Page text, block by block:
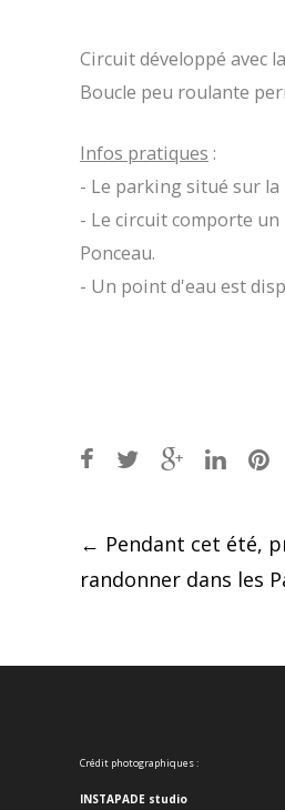
Circuit développé avec
Boucle peu roulante
Infos pratiques :
- Le parking situé sur la
- Le circuit comporte
Ponceau.
- Un point d'eau est
Post
← Pendant cet été,
randonner dans les
Crédit photographiques :
INSTAPADE studio